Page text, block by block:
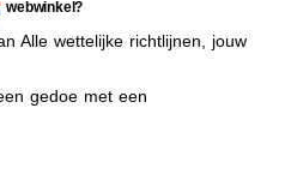
webwinkel?
Alle wettelijke richtlijnen, jouw
gedoe met een